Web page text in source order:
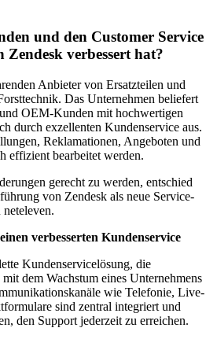
und den Customer Service
verbessert hat?
Anbieter von Ersatzteilen und
Das Unternehmen beliefert
OEM-Kunden mit hochwertigen
durch exzellenten Kundenservice aus.
Reklamationen, Angeboten und
effizient bearbeitet werden.
gerecht zu werden, entschied
von Zendesk als neue Service-
verbesserten Kundenservice
Kundenservicelösung, die
dem Wachstum eines Unternehmens
wie Telefonie, Live-
sind zentral integriert und
den Support jederzeit zu erreichen.